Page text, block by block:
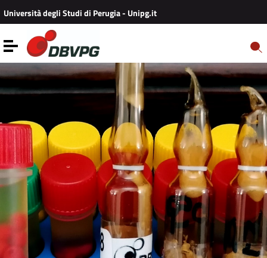
Vai ai contenuti
Vai al menu di navigazione
Vai al footer
Università degli Studi di Perugia - Unipg.it
Toggle navigation